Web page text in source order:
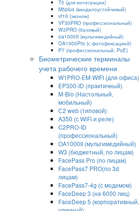
T5 (для интеграции)
M5plus (вандалоустойчивый)
vf10 (эконом)
VF30PRO (профессиональный)
W2PRO (базовый)
oa1000II (мультимедийный)
OA1000Pro (с фотофиксацией)
P7 (профессиональный, PoE)
Биометрические терминалы
учета рабочего времени
W1PRO-EM-WIFI (для офиса)
EP300-ID (практичный)
M-Bio (Настольный,
мобильный)
С2 web (типовой)
A350 (с WiFi и реле)
C2PRO-ID
(профессиональный)
OA1000II (мультимедийный)
W3 (бюджетный, по лицам)
FacePass Pro (по лицам)
FacePass7 PRO(по 3d
лицам)
FacePass7-4g (с модемом)
FaceDeep 3 (на 6000 лиц)
FaceDeep 5 (корпоративный,